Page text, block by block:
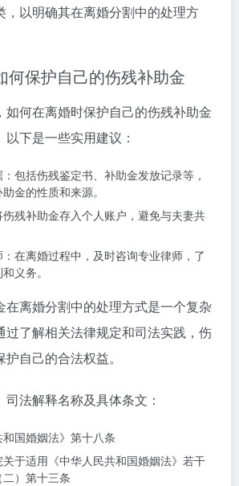
，以明确其在离婚分割中的处理方
何保护自己的伤残补助金
如何在离婚时保护自己的伤残补助金
下是一些实用建议：
包括伤残鉴定书、补助金发放记录等，
金的性质和来源。
残补助金存入个人账户，避免与夫妻共
在离婚过程中，及时咨询专业律师，了
义务。
在离婚分割中的处理方式是一个复杂
过了解相关法律规定和司法实践，伤
自己的合法权益。
法解释名称及具体条文：
和国婚姻法》第十八条
于适用《中华人民共和国婚姻法》若干
）第十三条